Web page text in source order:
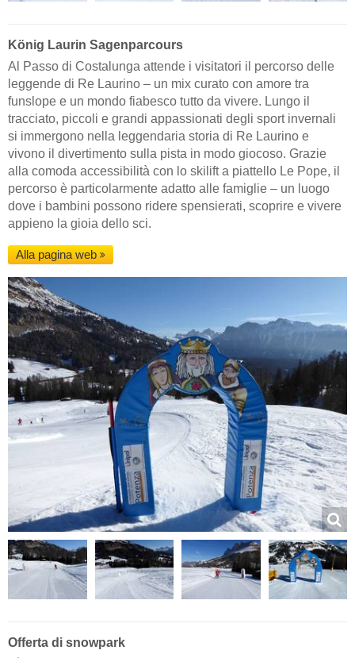
König Laurin Sagenparcours
Al Passo di Costalunga attende i visitatori il percorso delle
leggende di Re Laurino – un mix curato con amore tra
funslope e un mondo fiabesco tutto da vivere. Lungo il
tracciato, piccoli e grandi appassionati degli sport invernali
si immergono nella leggendaria storia di Re Laurino e
vivono il divertimento sulla pista in modo giocoso. Grazie
alla comoda accessibilità con lo skilift a piattello Le Pope, il
percorso è particolarmente adatto alle famiglie – un luogo
dove i bambini possono ridere spensierati, scoprire e vivere
appieno la gioia dello sci.
Alla pagina web
Offerta di snowpark